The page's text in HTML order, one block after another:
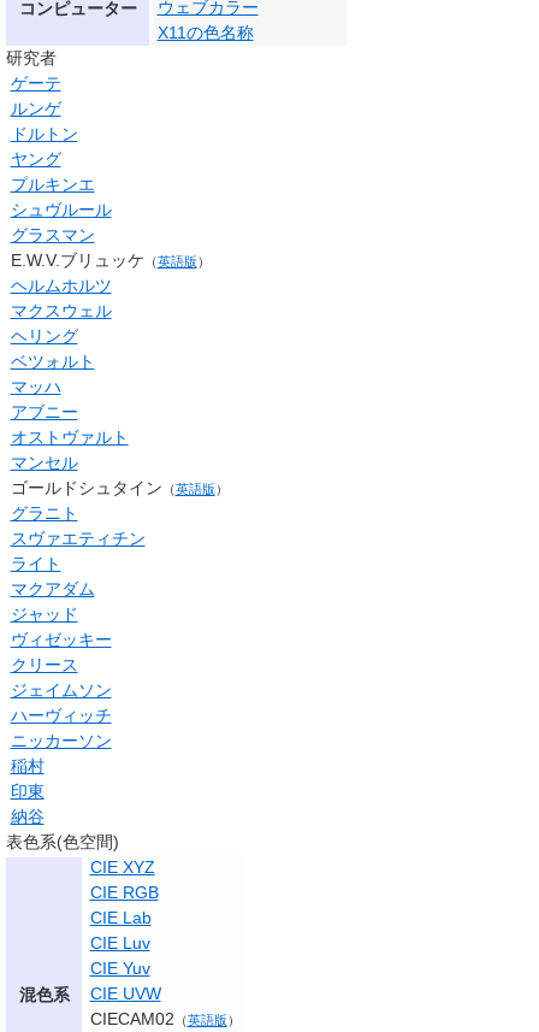
コンピューター
ウェブカラー
X11の色名称
研究者
ゲーテ
ルンゲ
ドルトン
ヤング
プルキンエ
シュヴルール
グラスマン
E.W.V.ブリュッケ （英語版 ）
ヘルムホルツ
マクスウェル
ヘリング
ベツォルト
マッハ
アブニー
オストヴァルト
マンセル
ゴールドシュタイン （英語版 ）
グラニト
スヴァエティチン
ライト
マクアダム
ジャッド
ヴィゼッキー
クリース
ジェイムソン
ハーヴィッチ
ニッカーソン
稲村
印東
納谷
表色系(色空間)
混色系
CIE XYZ
CIE RGB
CIE Lab
CIE Luv
CIE Yuv
CIE UVW
CIECAM02 （英語版 ）